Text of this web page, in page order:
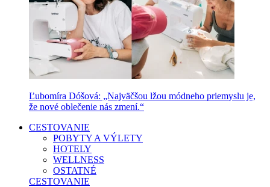
Ľubomíra Dóšová: „Najväčšou lžou módneho priemyslu je,
že nové oblečenie nás zmení.“
CESTOVANIE
POBYTY A VÝLETY
HOTELY
WELLNESS
OSTATNÉ
CESTOVANIE